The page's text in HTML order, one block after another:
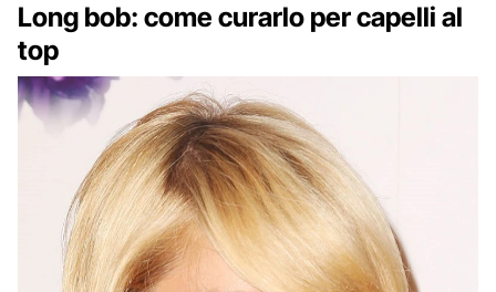
Long bob: come curarlo per capelli al
top